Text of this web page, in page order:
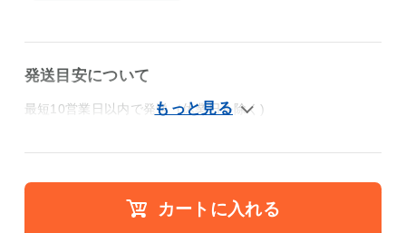
発送目安について
最短10営業日以内で発送（休業日を除く)
カートに入れる